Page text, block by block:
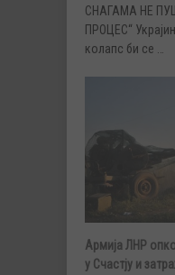
СНАГАМА НЕ
ПРОЦЕС“
колапс би се …
Армија ЛНР
у Счастју и